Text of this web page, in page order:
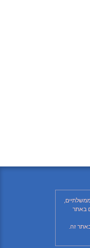
את כלל הענפים. הנתונים באתר
זה.